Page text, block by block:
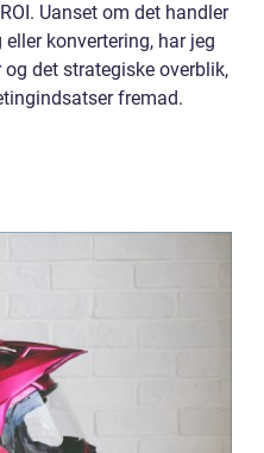
Uanset om det handler
konvertering, har jeg
det strategiske overblik,
fremad.